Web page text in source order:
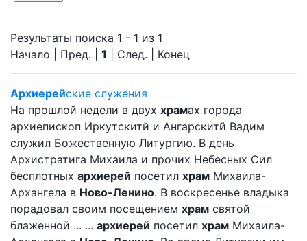
Результаты поиска 1 - 1 из 1
Начало | Пред. | 1 | След. | Конец
Архиерейские служения
На прошлой недели в двух храмах города
архиепископ Иркутскитй и Ангарскитй Вадим
служил Божественную Литургию. В день
Архистратига Михаила и прочих Небесных Сил
бесплотных архиерей посетил храм Михаила-
Архангела в Ново-Ленино. В воскресенье владыка
порадовал своим посещением храм святой
блаженной ... ... архиерей посетил храм Михаила-